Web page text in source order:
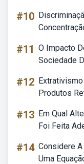
#10
#11 O Impacto
Sociedade
#12
Produtos
#13 Em Qual
Foi Feita
#14 Considere
Uma